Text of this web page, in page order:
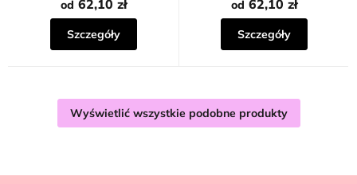
od 62,10 zł
Szczegóły
od 62,10 zł
Szczegóły
Wyświetlić wszystkie podobne produkty